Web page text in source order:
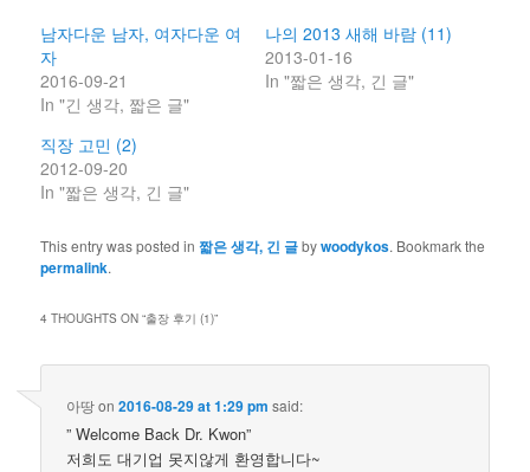
남자다운 남자, 여자다운 여
자
2016-09-21
In "긴 생각, 짧은 글"
나의 2013 새해 바람 (11)
2013-01-16
In "짧은 생각, 긴 글"
직장 고민 (2)
2012-09-20
In "짧은 생각, 긴 글"
This entry was posted in짧은 생각, 긴 글bywoodykos. Bookmark the
permalink.
4 THOUGHTS ON “출장 후기 (1)”
아땅on2016-08-29 at 1:29 pm said:
” Welcome Back Dr. Kwon”
저희도 대기업 못지않게 환영합니다~